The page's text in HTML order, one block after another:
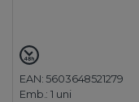
EAN: 5603648521279
Emb.:1 uni